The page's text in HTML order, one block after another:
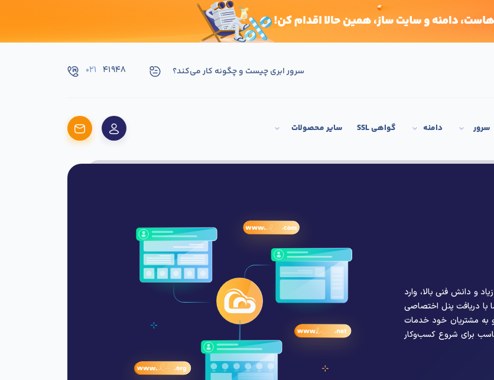
۰۲۱ ۴۱۹۴۸ سرور ابری چیست و چگونه کار می‌کند؟
سرور دامنه گواهی SSL سایر محصولات
و دانش فنی بالا، وارد
با دریافت پنل اختصاصی
به مشتریان خود خدمات
برای شروع کسب‌وکار